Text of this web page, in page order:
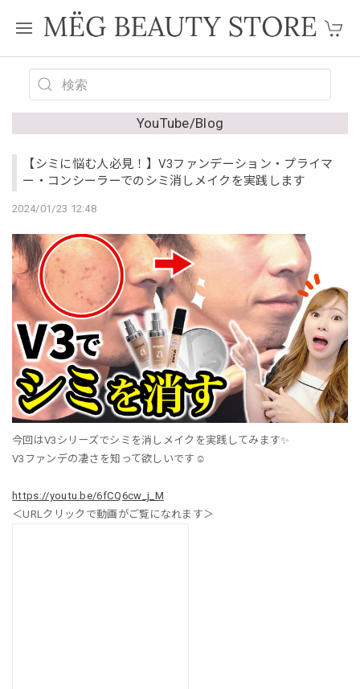
YouTube/Blog
【シミに悩む人必見！】V3ファンデーション・プライマ
ー・コンシーラーでのシミ消しメイクを実践します
2024/01/23 12:48
今回はV3シリーズでシミを消しメイクを実践してみます✨
V3ファンデの凄さを知って欲しいです☺️
https://youtu.be/6fCQ6cw_j_M
＜URLクリックで動画がご覧になれます＞